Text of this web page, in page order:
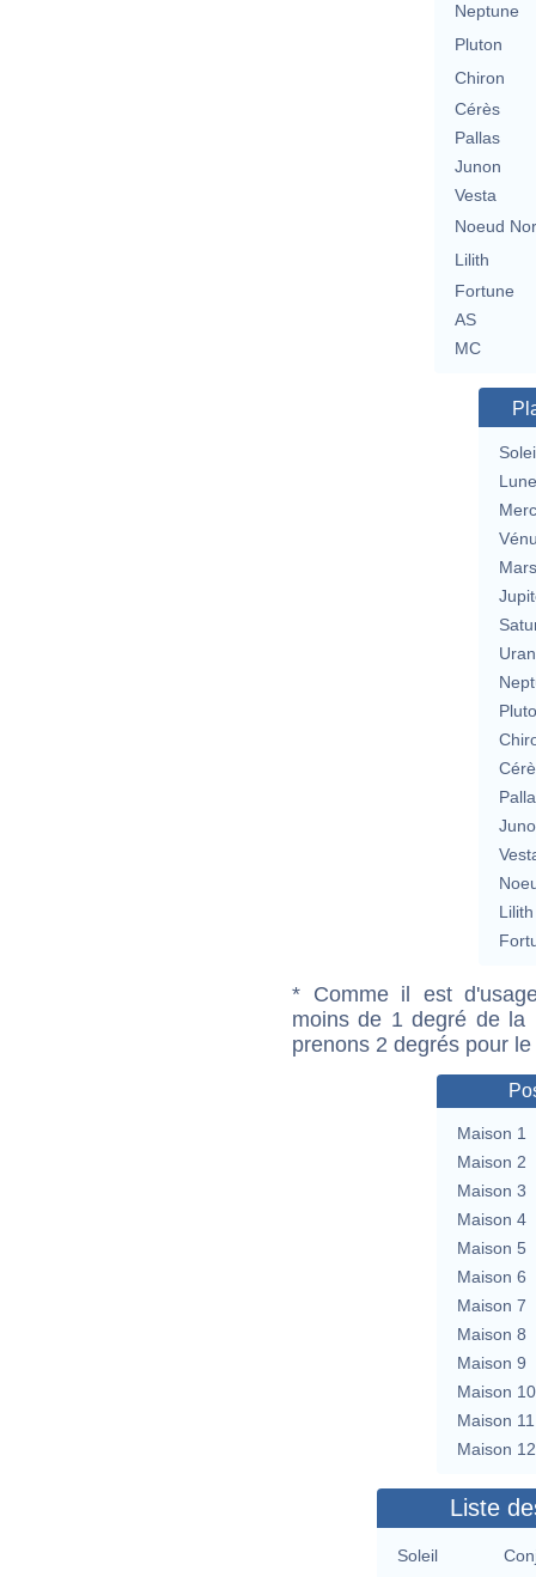
Neptune
Pluton
Chiron
Cérès
Pallas
Junon
Vesta
Noeud
Lilith
Fortune
AS
MC
Lune
Mars
Lilith
* Comme il est
moins de 1 degré de la
prenons 2 degrés pour
Maison 1
Maison 2
Maison 3
Maison 4
Maison 5
Maison 6
Maison 7
Maison 8
Maison 9
Maison 10
Maison 11
Maison 12
Liste
Soleil